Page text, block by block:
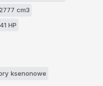
cm3
HP
ksenonowe